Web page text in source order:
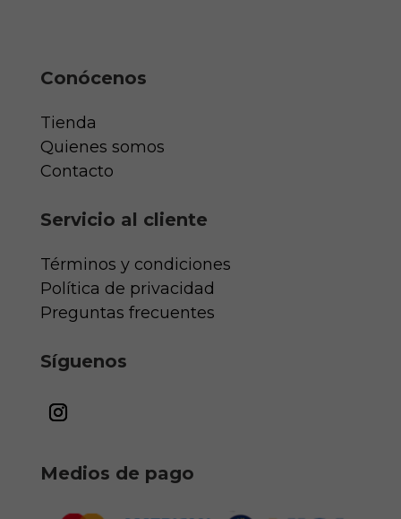
Conócenos
Tienda
Quienes somos
Contacto
Servicio al cliente
Términos y condiciones
Política de privacidad
Preguntas frecuentes
Síguenos
Medios de pago